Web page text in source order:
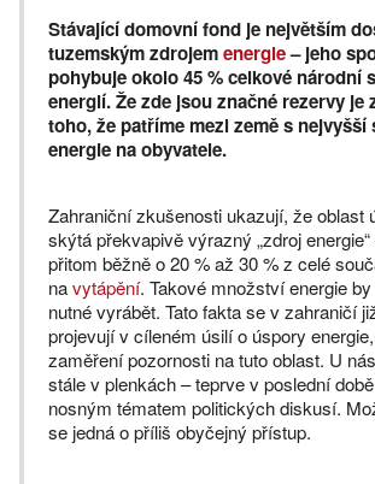
Stávající domovní fond je největším
tuzemským zdrojemenergie– jeho
pohybuje okolo 45 % celkové národní
energií. Že zde jsou značné rezervy je
toho, že patříme mezi země s nejvyšší
energie na obyvatele.
Zahraniční zkušenosti ukazují, že oblast
skýtá překvapivě výrazný „zdroj
přitom běžně o 20 % až 30 % z celé
navytápění. Takové množství energie
nutné vyrábět. Tato fakta se v zahraničí
projevují v cíleném úsilí o úspory
zaměření pozornosti na tuto oblast. U
stále v plenkách – teprve v poslední
nosným tématem politických diskusí.
se jedná o příliš obyčejný přístup.